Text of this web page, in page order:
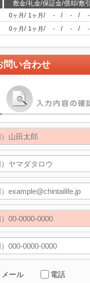
敷金/礼金/保証金/償却/敷引
0ヶ月 / 1ヶ月 / - / - / -
0ヶ月 / 1ヶ月 / - / - / -
問い合わせ
メール 電話